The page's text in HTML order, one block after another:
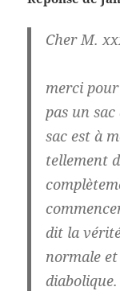
Cher M.
merci pour
pas un
sac est à
tellement
dit la
normale